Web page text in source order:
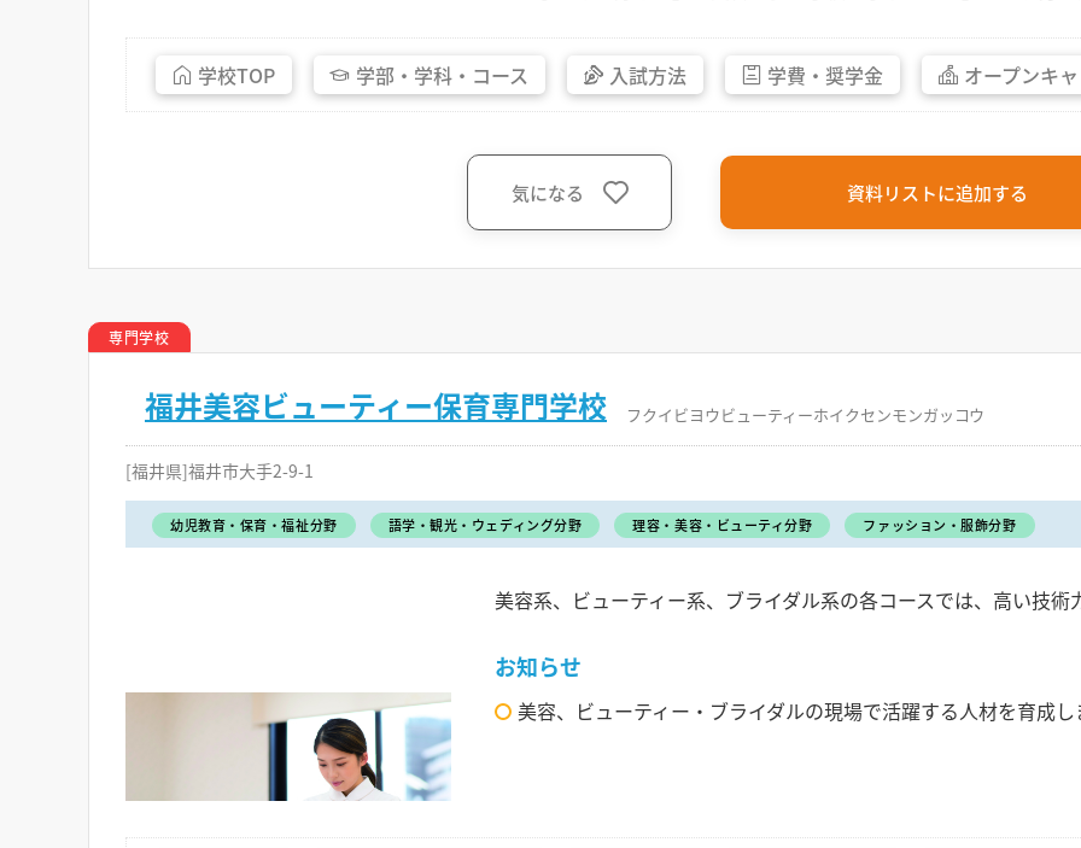
学校TOP 学部・ 学科・ コース 入試方法 学費・ 奨学金 オープンキ
気になる 資料リストに追加する
専門学校
福井美容ビューティー保育専門学校 フクイビヨウビューティーホイクセンモンガッコウ
[福井県]福井市大手2-9-1
幼児教育・保育・福祉分野 語学・観光・ウェディング分野 理容・美容・ビューティ分野 ファッション・服飾分野
美容系、ビューティー系、ブライダル系の各コースでは、高い技
お知らせ
美容、ビューティー・ブライダルの現場で活躍する人材を育成し